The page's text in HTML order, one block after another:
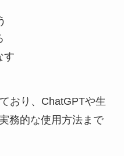
す
おり、ChatGPTや生
務的な使用方法まで